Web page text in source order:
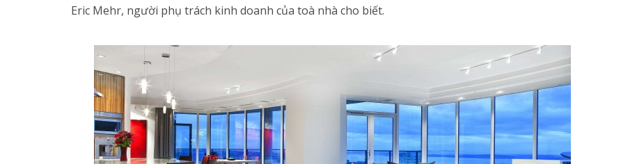
Eric Mehr, người phụ trách kinh doanh của toà nhà cho biết.